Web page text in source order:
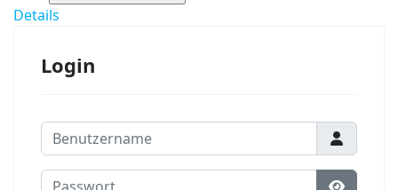
Details
Login
Benutzername
Passwort